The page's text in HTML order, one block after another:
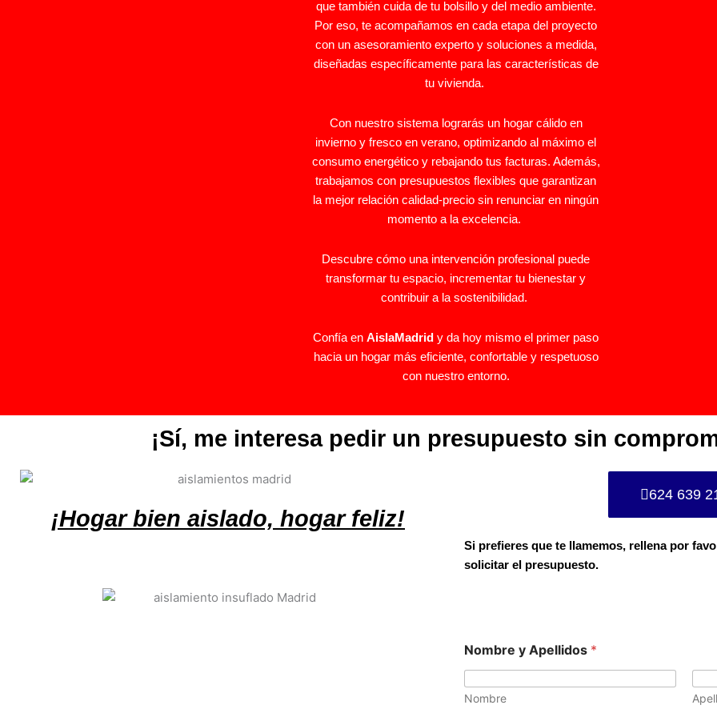
que también cuida de tu bolsillo y del medio ambiente.
Por eso, te acompañamos en cada etapa del proyecto
con un asesoramiento experto y soluciones a medida,
diseñadas específicamente para las características de
tu vivienda.
Con nuestro sistema lograrás un hogar cálido en
invierno y fresco en verano, optimizando al máximo el
consumo energético y rebajando tus facturas. Además,
trabajamos con presupuestos flexibles que garantizan
la mejor relación calidad-precio sin renunciar en ningún
momento a la excelencia.
Descubre cómo una intervención profesional puede
transformar tu espacio, incrementar tu bienestar y
contribuir a la sostenibilidad.
Confía enAislaMadrid y da hoy mismo el primer paso
hacia un hogar más eficiente, confortable y respetuoso
con nuestro entorno.
¡Sí, me interesa pedir un presupuesto sin
¡Hogar bien aislado, hogar feliz!
624 639
Si prefieres que te llamemos, rellena por
solicitar el presupuesto.
Nombre y Apellidos *
Nombre